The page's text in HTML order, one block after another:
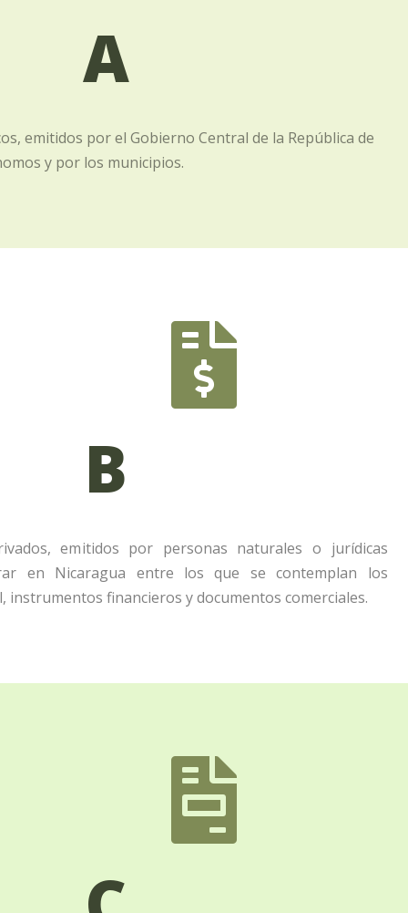
A
emitidos por el Gobierno Central de la República de
y por los municipios.

B
emitidos por personas naturales o jurídicas
en Nicaragua entre los que se contemplan los
instrumentos financieros y documentos comerciales.
